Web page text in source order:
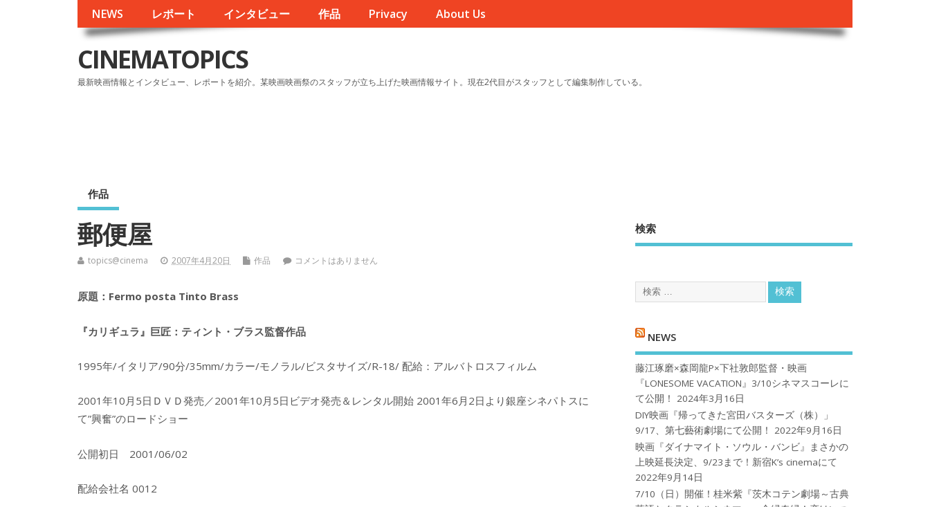
NEWS レポート インタビュー 作品 Privacy About Us
CINEMATOPICS
最新映画情報とインタビュー、レポートを紹介。某映画映画祭のスタッフが立ち上げた映画情報サイト。現在2代目がスタッフとして編集制作している。
作品
郵便屋
topics@cinema 2007年4月20日 作品 コメントはありません
原題：Fermo posta Tinto Brass
『カリギュラ』巨匠：ティント・ブラス監督作品
1995年/イタリア/90分/35mm/カラー/モノラル/ビスタサイズ/R-18/ 配給：アルバトロスフィルム
2001年10月5日ＤＶＤ発売／2001年10月5日ビデオ発売＆レンタル開始 2001年6月2日より銀座シネパトスに
て”興奮”のロードショー
公開初日 2001/06/02
配給会社名 0012
検索
NEWS
藤江琢磨×森岡龍P×下社敦郎監督・映画
『LONESOME VACATION』3/10シネマスコーレに
て公開！
2024年3月16日
DIY映画『帰ってきた宮田バスターズ（株）」
9/17、第七藝術劇場にて公開！
2022年9月16日
映画『ダイナマイト・ソウル・バンビ』まさかの
上映延長決定、9/23まで！新宿K’s cinemaにて
2022年9月14日
7/10（日）開催！桂米紫『茨木コテン劇場～古典